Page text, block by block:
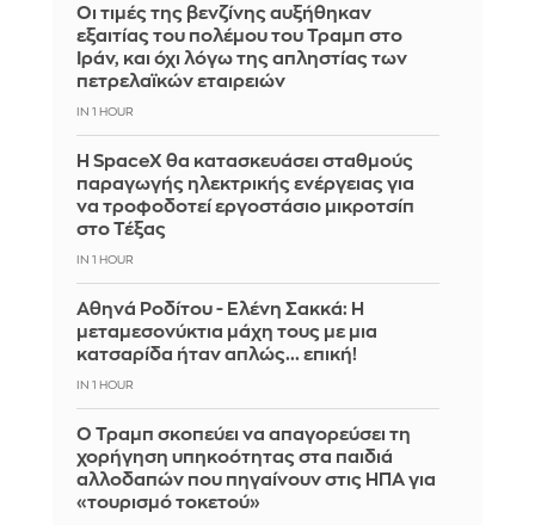
Οι τιμές της βενζίνης αυξήθηκαν
εξαιτίας του πολέμου του Τραμπ στο
Ιράν, και όχι λόγω της απληστίας των
πετρελαϊκών εταιρειών
IN 1 HOUR
Η SpaceX θα κατασκευάσει σταθμούς
παραγωγής ηλεκτρικής ενέργειας για
να τροφοδοτεί εργοστάσιο μικροτσίπ
στο Τέξας
IN 1 HOUR
Αθηνά Ροδίτου - Ελένη Σακκά: Η
μεταμεσονύκτια μάχη τους με μια
κατσαρίδα ήταν απλώς... επική!
IN 1 HOUR
Ο Τραμπ σκοπεύει να απαγορεύσει τη
χορήγηση υπηκοότητας στα παιδιά
αλλοδαπών που πηγαίνουν στις ΗΠΑ για
«τουρισμό τοκετού»